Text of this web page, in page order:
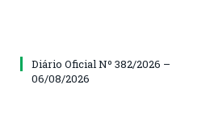
Diário Oficial Nº 382/2026 –
06/08/2026